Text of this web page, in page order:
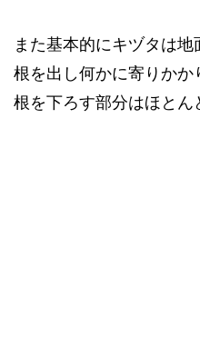
また基本的にキヅタは
根を出し何かに寄りか
根を下ろす部分はほとん